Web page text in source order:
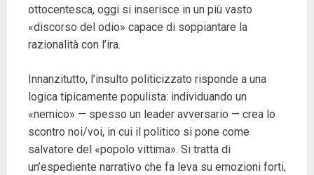
ottocentesca, oggi si inserisce in un più vasto
«discorso del odio» capace di soppiantare la
razionalità con l’ira.
Innanzitutto, l’insulto politicizzato risponde a una
logica tipicamente populista: individuando un
«nemico» — spesso un leader avversario — crea lo
scontro noi/voi, in cui il politico si pone come
salvatore del «popolo vittima». Si tratta di
un’espediente narrativo che fa leva su emozioni forti,